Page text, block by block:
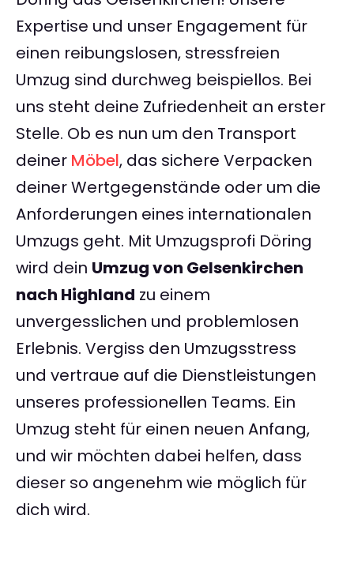
Expertise und unser Engagement für
einen reibungslosen, stressfreien
Umzug sind durchweg beispiellos. Bei
uns steht deine Zufriedenheit an erster
Stelle. Ob es nun um den Transport
deiner Möbel, das sichere Verpacken
deiner Wertgegenstände oder um die
Anforderungen eines internationalen
Umzugs geht. Mit Umzugsprofi Döring
wird dein Umzug von Gelsenkirchen
nach Highland zu einem
unvergesslichen und problemlosen
Erlebnis. Vergiss den Umzugsstress
und vertraue auf die Dienstleistungen
unseres professionellen Teams. Ein
Umzug steht für einen neuen Anfang,
und wir möchten dabei helfen, dass
dieser so angenehm wie möglich für
dich wird.